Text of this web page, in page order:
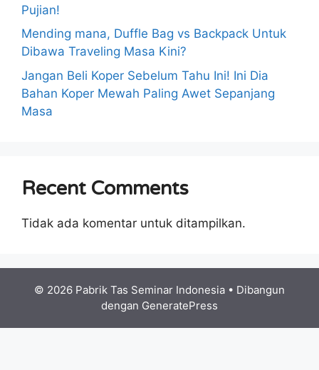
Pujian!
Mending mana, Duffle Bag vs Backpack Untuk
Dibawa Traveling Masa Kini?
Jangan Beli Koper Sebelum Tahu Ini! Ini Dia
Bahan Koper Mewah Paling Awet Sepanjang
Masa
Recent Comments
Tidak ada komentar untuk ditampilkan.
© 2026 Pabrik Tas Seminar Indonesia • Dibangun
dengan GeneratePress